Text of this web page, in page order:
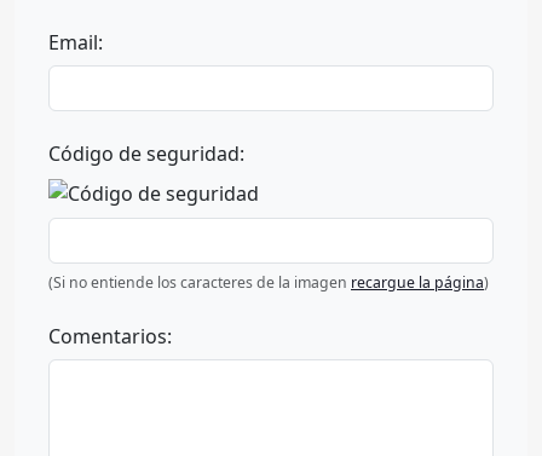
Email:
Código de seguridad:
(Si no entiende los caracteres de la imagen recargue la página)
Comentarios: